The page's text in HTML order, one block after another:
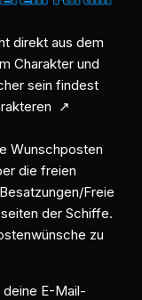
direkt aus dem
Charakter und
sein findest
Wunschposten
die freien
Freie
der Schiffe.
zu
deine E-Mail-